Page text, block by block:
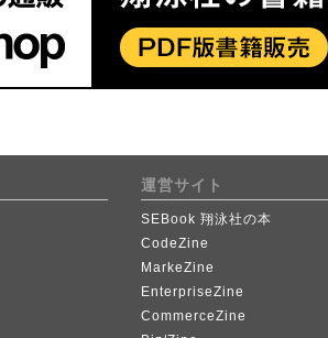
運営サイト
SEBook 翔泳社の本
CodeZine
MarkeZine
EnterpriseZine
CommerceZine